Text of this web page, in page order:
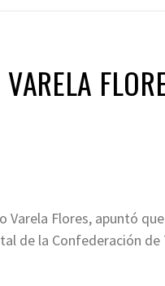
Varela Flores, apuntó
de la Confederación de